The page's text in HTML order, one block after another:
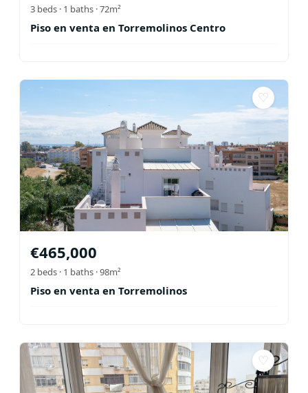
3 beds · 1 baths · 72m²
Piso en venta en Torremolinos Centro
♡
€465,000
2 beds · 1 baths · 98m²
Piso en venta en Torremolinos
♡